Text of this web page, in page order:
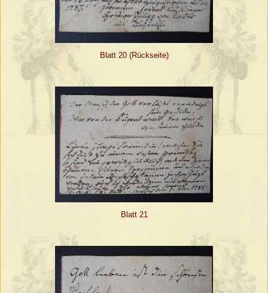
Blatt 20 (Rückseite)
Blatt 21